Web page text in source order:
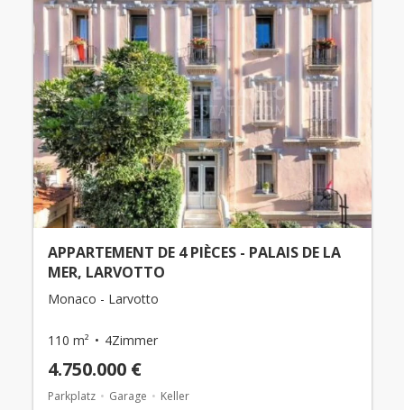
APPARTEMENT DE 4 PIÈCES - PALAIS DE LA
MER, LARVOTTO
Monaco - Larvotto
110 m² 4Zimmer
4.750.000 €
Parkplatz Garage Keller